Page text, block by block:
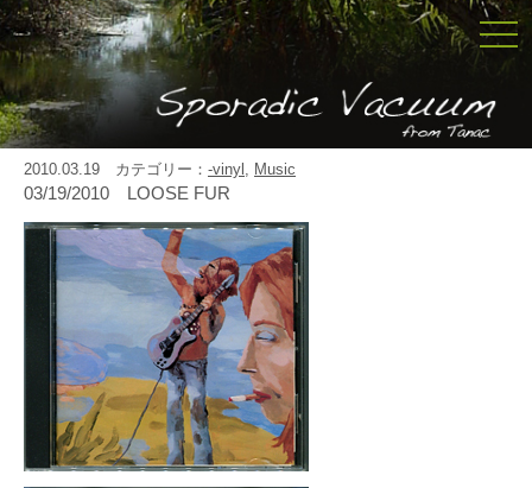
2010.03.19 カテゴリー： -vinyl , Music
03/19/2010 LOOSE FUR